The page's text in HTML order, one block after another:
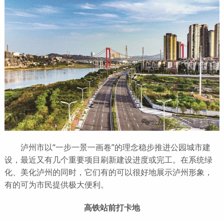
泸州市以“一步一景一画卷”的理念稳步推进公园城市建
设，最近又有几个重要项目刷新建设进度或完工。在系统绿
化、美化泸州的同时，它们有的可以很好地展示泸州形象，
有的可为市民提供极大便利。
高铁站前打卡地